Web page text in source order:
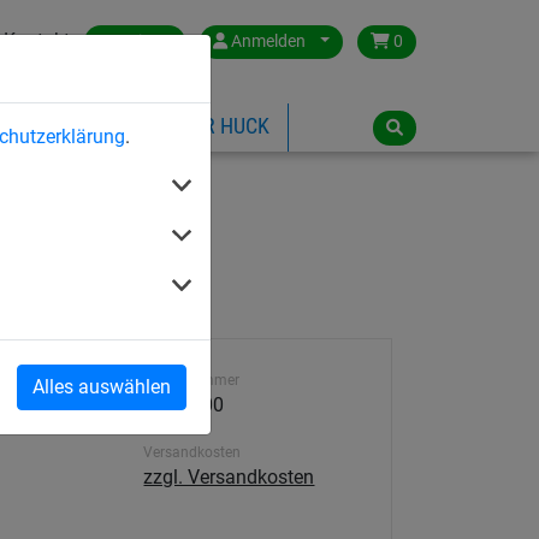
.
Alles auswählen
Kontakt Austria Anmelden 0
ÜBER HUCK
Artikelnummer
4957-300
Versandkosten
zzgl. Versandkosten